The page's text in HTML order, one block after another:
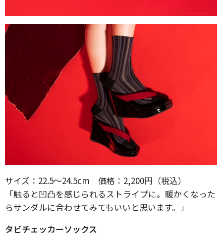
サイズ：22.5～24.5cm 価格：2,200円（税込）
「触ると凹凸を感じられるストライプに。暖かくなった
らサンダルに合わせてみてもいいと思います。」
タビチェッカーソックス